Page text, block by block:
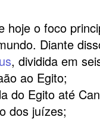
hoje o foco
Diante
, dividida em
ao Egito;
do Egito até
dos juízes;